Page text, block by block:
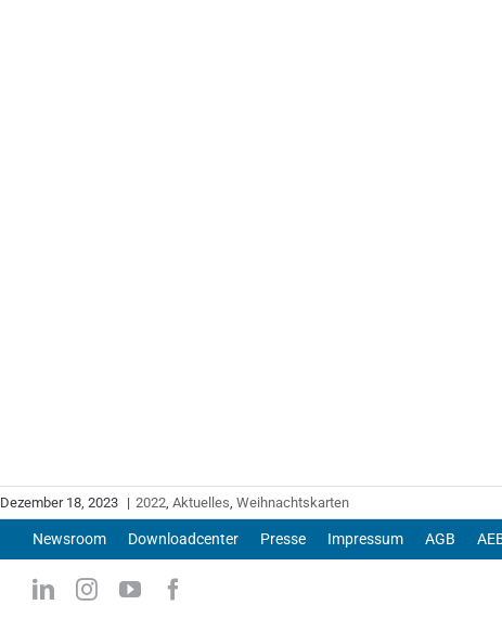
Dezember 18, 2023 | 2022 Aktuelles Weihnachtskarten
Newsroom Downloadcenter Presse Impressum AGB